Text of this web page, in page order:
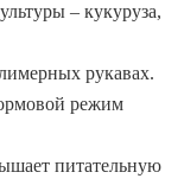
– кукуруза,
рукавах.
режим
питательную